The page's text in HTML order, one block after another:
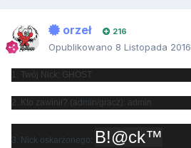
orzeł 216
Opublikowano 8 Listopada 2016
1. Twój Nick: GHOST
2. Kto zawinił? (admin/gracz): admin
3. Nick oskarżonego: B!@ck™